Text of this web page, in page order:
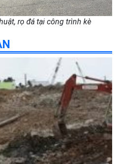
rọ đá tại công trình kè